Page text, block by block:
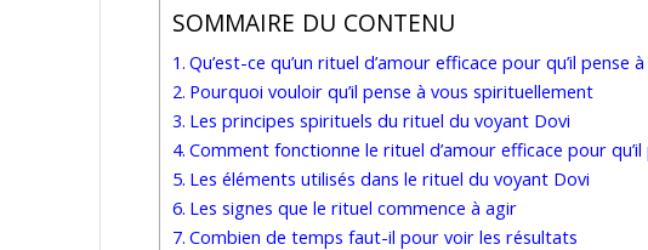
SOMMAIRE DU CONTENU
Qu’est-ce qu’un rituel d’amour efficace pour qu’il pense
Pourquoi vouloir qu’il pense à vous spirituellement
Les principes spirituels du rituel du voyant Dovi
Comment fonctionne le rituel d’amour efficace pour qu’il
Les éléments utilisés dans le rituel du voyant Dovi
Les signes que le rituel commence à agir
Combien de temps faut-il pour voir les résultats